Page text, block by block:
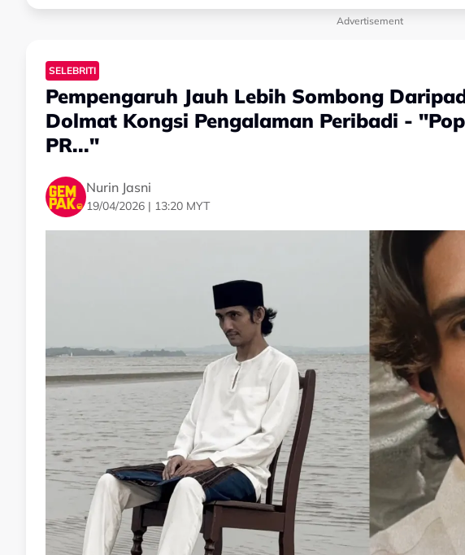
Advertisement
SELEBRITI
Pempengaruh Jauh Lebih Sombong
Dolmat Kongsi Pengalaman Peribadi -
PR..."
Nurin Jasni
19/04/2026 | 13:20 MYT